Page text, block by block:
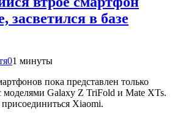
засветился в базе
01 минуты
пока представлен только
Galaxy Z TriFold и Mate XTs.
Xiaomi.